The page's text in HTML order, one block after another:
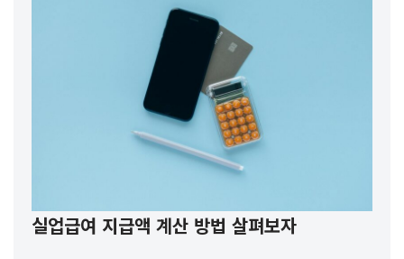
실업급여 지급액 계산 방법 살펴보자